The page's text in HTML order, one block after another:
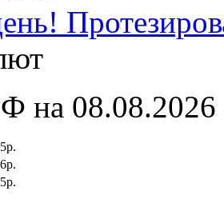
на 08.08.2026